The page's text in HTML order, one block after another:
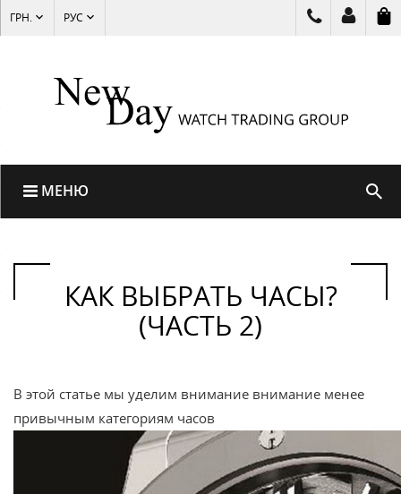
ГРН. РУС
МЕНЮ
КАК ВЫБРАТЬ ЧАСЫ?
(ЧАСТЬ 2)
В этой статье мы уделим внимание внимание менее
привычным категориям часов